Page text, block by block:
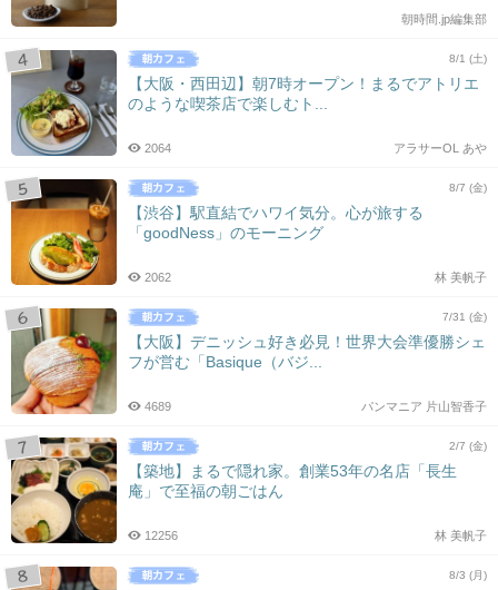
朝時間.jp編集部
8/1 (土)
【大阪・西田辺】朝7時オープン！まるでアトリエ
のような喫茶店で楽しむト...
アラサーOL あや
2064
8/7 (金)
【渋谷】駅直結でハワイ気分。心が旅する
「goodNess」のモーニング
林 美帆子
2062
7/31 (金)
【大阪】デニッシュ好き必見！世界大会準優勝シェ
フが営む「Basique（バジ...
パンマニア 片山智香子
4689
2/7 (金)
【築地】まるで隠れ家。創業53年の名店「長生
庵」で至福の朝ごはん
林 美帆子
12256
8/3 (月)